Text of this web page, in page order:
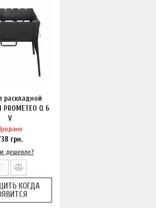
раскладной
PROMETEO Q 6
V
грн.
дешевле?
КОГДА